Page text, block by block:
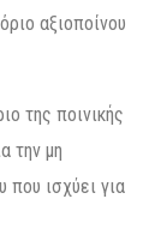
αξιοποίνου
της ποινικής
την μη
ισχύει για